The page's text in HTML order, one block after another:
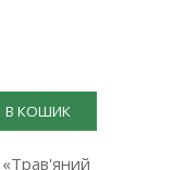
В КОШИК